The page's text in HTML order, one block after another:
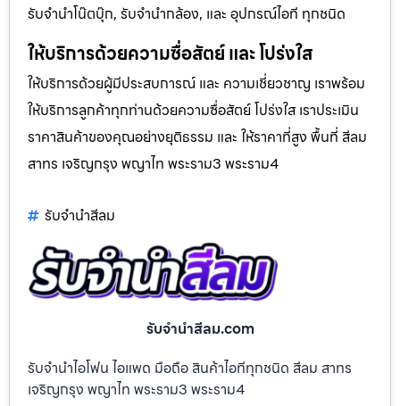
รับจำนำโน๊ตบุ๊ก, รับจำนำกล้อง, และ อุปกรณ์ไอที ทุกชนิด
ให้บริการด้วยความซื่อสัตย์ และ โปร่งใส
ให้บริการด้วยผู้มีประสบการณ์ และ ความเชี่ยวชาญ เราพร้อม
ให้บริการลูกค้าทุกท่านด้วยความซื่อสัตย์ โปร่งใส เราประเมิน
ราคาสินค้าของคุณอย่างยุติธรรม และ ให้ราคาที่สูง พื้นที่ สีลม
สาทร เจริญกรุง พญาไท พระราม3 พระราม4
รับจํานําสีลม
รับจํานําสีลม.com
รับจำนำไอโฟน ไอแพด มือถือ สินค้าไอทีทุกชนิด สีลม สาทร
เจริญกรุง พญาไท พระราม3 พระราม4